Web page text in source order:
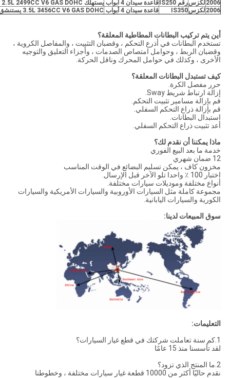
2006 لكزسرقم IS250 قاعدة سيدان 4 أبواب
يستهلك 2.5L 2499CC V6 GAS DOHC بشكل طبيعي
2006 لكزسIS350 قاعدة سيدان 4 أبواب 3.5L 3456CC V6 GAS DOHC يستنشق بشكل طبيعي
أين يتم تركيب البطانات المطاطية المعلقة؟
تستخدم البطانات في أذرع التحكم ، وقضبان التثبيت ، والمفاصل الكروية ،
وقضبان الربط ، وحوامل امتصاص الصدمات ، وأجزاء التعليق والتوجيه
الأخرى ، وكذلك في حوامل المحرك وناقل الحركة.
كيف تستبدل البطانات المعلقة؟
حرر مفصل الكرة.
إزالة ارتباط شريط Sway.
قم بإزالة مسامير تثبيت التحكم.
قم بإزالة ذراع التحكم السفلي.
استبدال البطانات.
أعد تثبيت ذراع التحكم السفلي.
ماذا يمكننا أن نقدم لك؟
خدمة ما بعد البيع الفوري
12 ضمان شهري
مخزون كاف ، يمكن تسليم البضائع في الوقت المناسب
اختبار 100 ٪ واحدا تلو الآخر قبل الإرسال.
أنواع مختلفة وموديلات سيارات مختلفة.
مجموعة كاملة مثل السيارات الأوروبية والسيارات الأمريكية والسيارات
الكورية والسيارات اليابانية.
سوق المبيعات لدينا:
التعليمات:
1.كم سنة تعاملت شركتك في قطع غيار السيارات؟
لقد تأسسنا منذ 15 عامًا
2.ما المنتج الذي تزود؟
نقدم حاليًا أكثر من 10000 قطعة غيار سيارات مختلفة ، وخطوطنا